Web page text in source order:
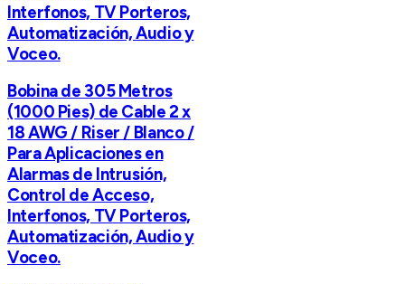
Interfonos, TV Porteros,
Automatización, Audio y
Voceo.
Bobina de 305 Metros
(1000 Pies) de Cable 2 x
18 AWG / Riser / Blanco /
Para Aplicaciones en
Alarmas de Intrusión,
Control de Acceso,
Interfonos, TV Porteros,
Automatización, Audio y
Voceo.